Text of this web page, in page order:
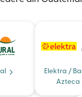
Elektra /
Azteca